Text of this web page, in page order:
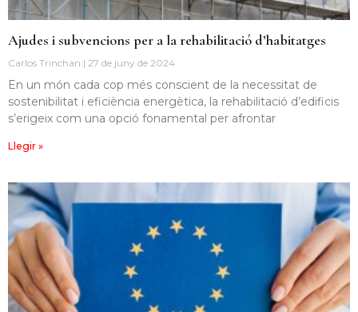
Ajudes i subvencions per a la rehabilitació d’habitatges
Carlos Trinchan 27 de juny de 2024
En un món cada cop més conscient de la necessitat de
sostenibilitat i eficiència energètica, la rehabilitació d’edificis
s’erigeix ​​com una opció fonamental per afrontar
Llegir »